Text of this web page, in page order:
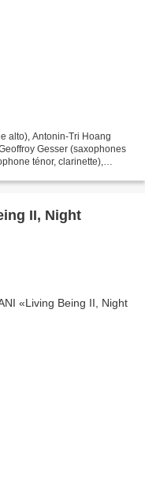
alto), Antonin-Tri Hoang
Gesser (saxophones
ténor, clarinette),
II, Night